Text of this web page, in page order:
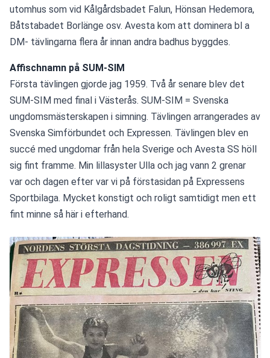
utomhus som vid Kålgårdsbadet Falun, Hönsan Hedemora,
Båtstabadet Borlänge osv. Avesta kom att dominera bl a
DM- tävlingarna flera år innan andra badhus byggdes.
Affischnamn på SUM-SIM
Första tävlingen gjorde jag 1959. Två år senare blev det
SUM-SIM med final i Västerås. SUM-SIM = Svenska
ungdomsmästerskapen i simning. Tävlingen arrangerades av
Svenska Simförbundet och Expressen. Tävlingen blev en
succé med ungdomar från hela Sverige och Avesta SS höll
sig fint framme. Min lillasyster Ulla och jag vann 2 grenar
var och dagen efter var vi på förstasidan på Expressens
Sportbilaga. Mycket konstigt och roligt samtidigt men ett
fint minne så här i efterhand.